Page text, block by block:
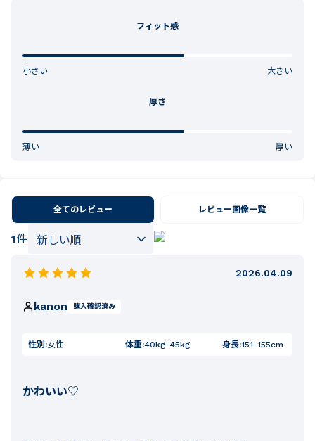
フィット感
小さい 大きい
厚さ
薄い 厚い
全てのレビュー レビュー画像一覧
1件
2026.04.09
kanon 購入確認済み
性別:女性 体重:40kg-45kg 身長:151-155cm
かわいい♡